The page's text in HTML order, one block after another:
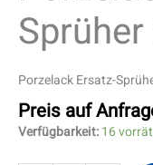
Porzelack Ersatz-
Preis auf
Verfügbarkeit:16